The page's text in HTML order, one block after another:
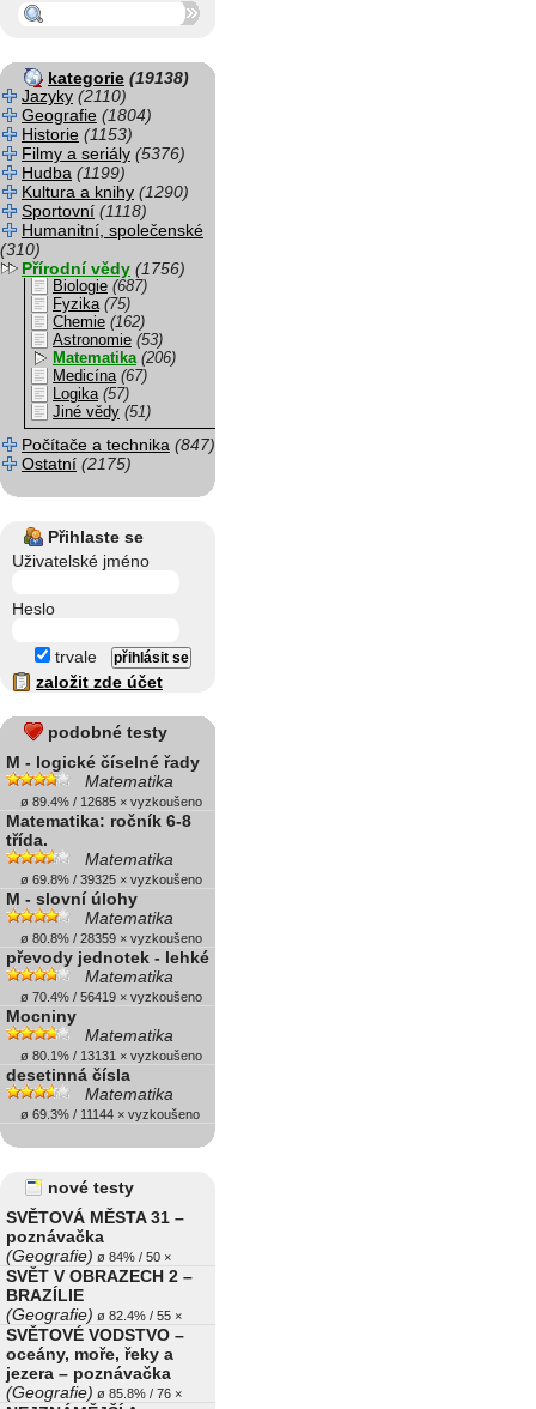
kategorie (19138)
Jazyky (2110)
Geografie (1804)
Historie (1153)
Filmy a seriály (5376)
Hudba (1199)
Kultura a knihy (1290)
Sportovní (1118)
Humanitní, společenské
(310)
Přírodní vědy (1756)
Biologie (687)
Fyzika (75)
Chemie (162)
Astronomie (53)
Matematika (206)
Medicína (67)
Logika (57)
Jiné vědy (51)
Počítače a technika (847)
Ostatní (2175)
Přihlaste se
Uživatelské jméno
Heslo
trvale
založit zde účet
podobné testy
M - logické číselné řady
Matematika
ø 89.4% / 12685 × vyzkoušeno
Matematika: ročník 6-8
třída.
Matematika
ø 69.8% / 39325 × vyzkoušeno
M - slovní úlohy
Matematika
ø 80.8% / 28359 × vyzkoušeno
převody jednotek - lehké
Matematika
ø 70.4% / 56419 × vyzkoušeno
Mocniny
Matematika
ø 80.1% / 13131 × vyzkoušeno
desetinná čísla
Matematika
ø 69.3% / 11144 × vyzkoušeno
nové testy
SVĚTOVÁ MĚSTA 31 –
poznávačka
(Geografie) ø 84% / 50 ×
SVĚT V OBRAZECH 2 –
BRAZÍLIE
(Geografie) ø 82.4% / 55 ×
SVĚTOVÉ VODSTVO –
oceány, moře, řeky a
jezera – poznávačka
(Geografie) ø 85.8% / 76 ×